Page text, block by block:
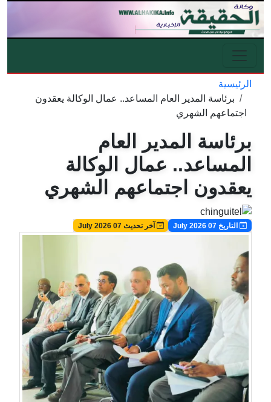
تجاوز إلى المحتوى الرئيسي
مسار التنقل
الرئيسية
برئاسة المدير العام المساعد.. عمال الوكالة يعقدون
اجتماعهم الشهري
برئاسة المدير العام
المساعد.. عمال الوكالة
يعقدون اجتماعهم الشهري
Image
التاريخ 07 July 2026 آخر تحديث 07 July 2026 Image